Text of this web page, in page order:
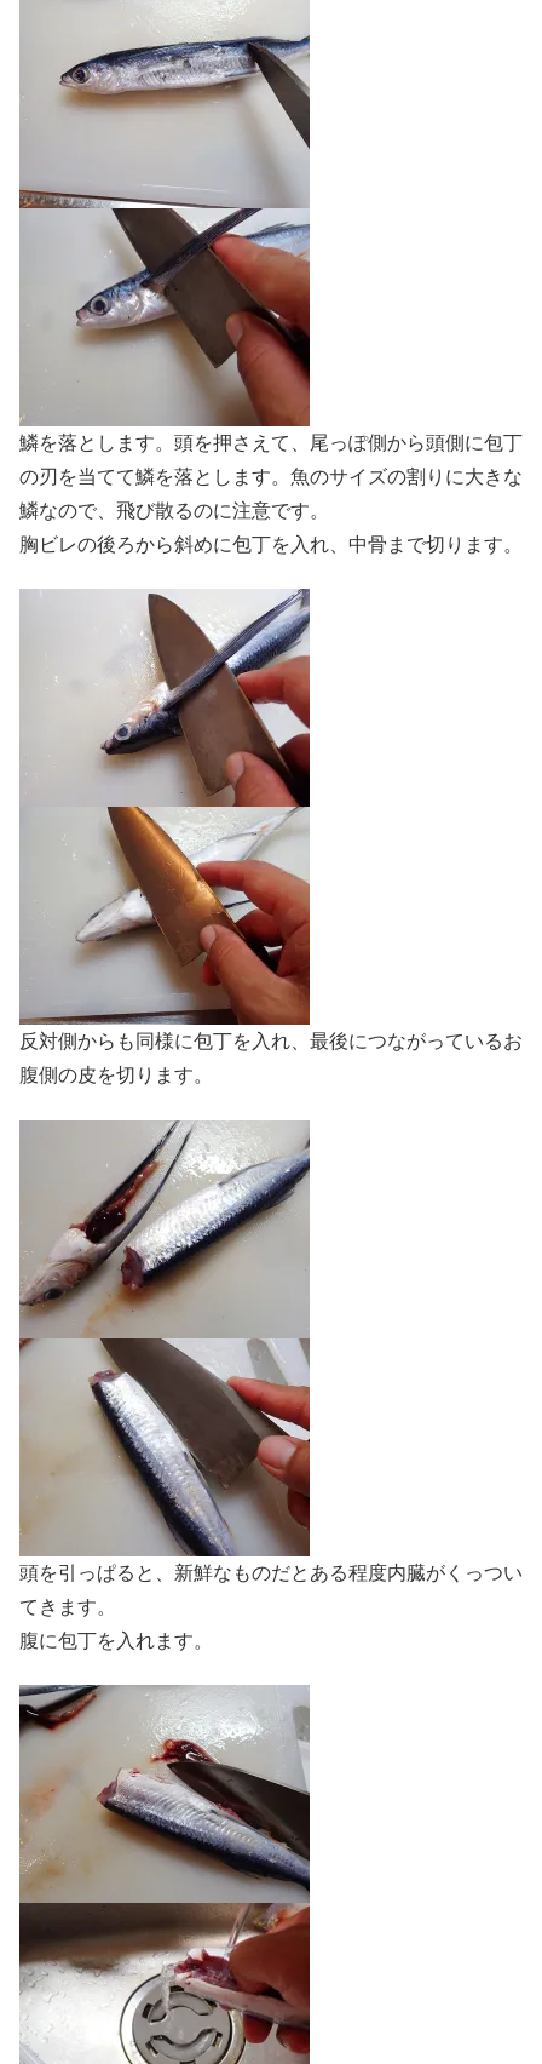
鱗を落とします。頭を押さえて、尾っぽ側から頭側に包丁
の刃を当てて鱗を落とします。魚のサイズの割りに大きな
鱗なので、飛び散るのに注意です。
胸ビレの後ろから斜めに包丁を入れ、中骨まで切ります。
反対側からも同様に包丁を入れ、最後につながっているお
腹側の皮を切ります。
頭を引っぱると、新鮮なものだとある程度内臓がくっつい
てきます。
腹に包丁を入れます。